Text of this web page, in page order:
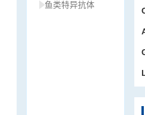
鱼类特异抗体